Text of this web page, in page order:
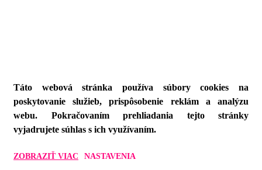
Táto webová stránka používa súbory cookies na
poskytovanie služieb, prispôsobenie reklám a analýzu
webu. Pokračovaním prehliadania tejto stránky
vyjadrujete súhlas s ich využívaním.
ZOBRAZIŤ VIAC NASTAVENIA